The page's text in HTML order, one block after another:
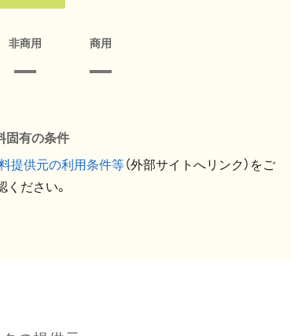
非商用 商用
固有の条件
提供元の利用条件等（外部サイトへリンク）をご
ください。